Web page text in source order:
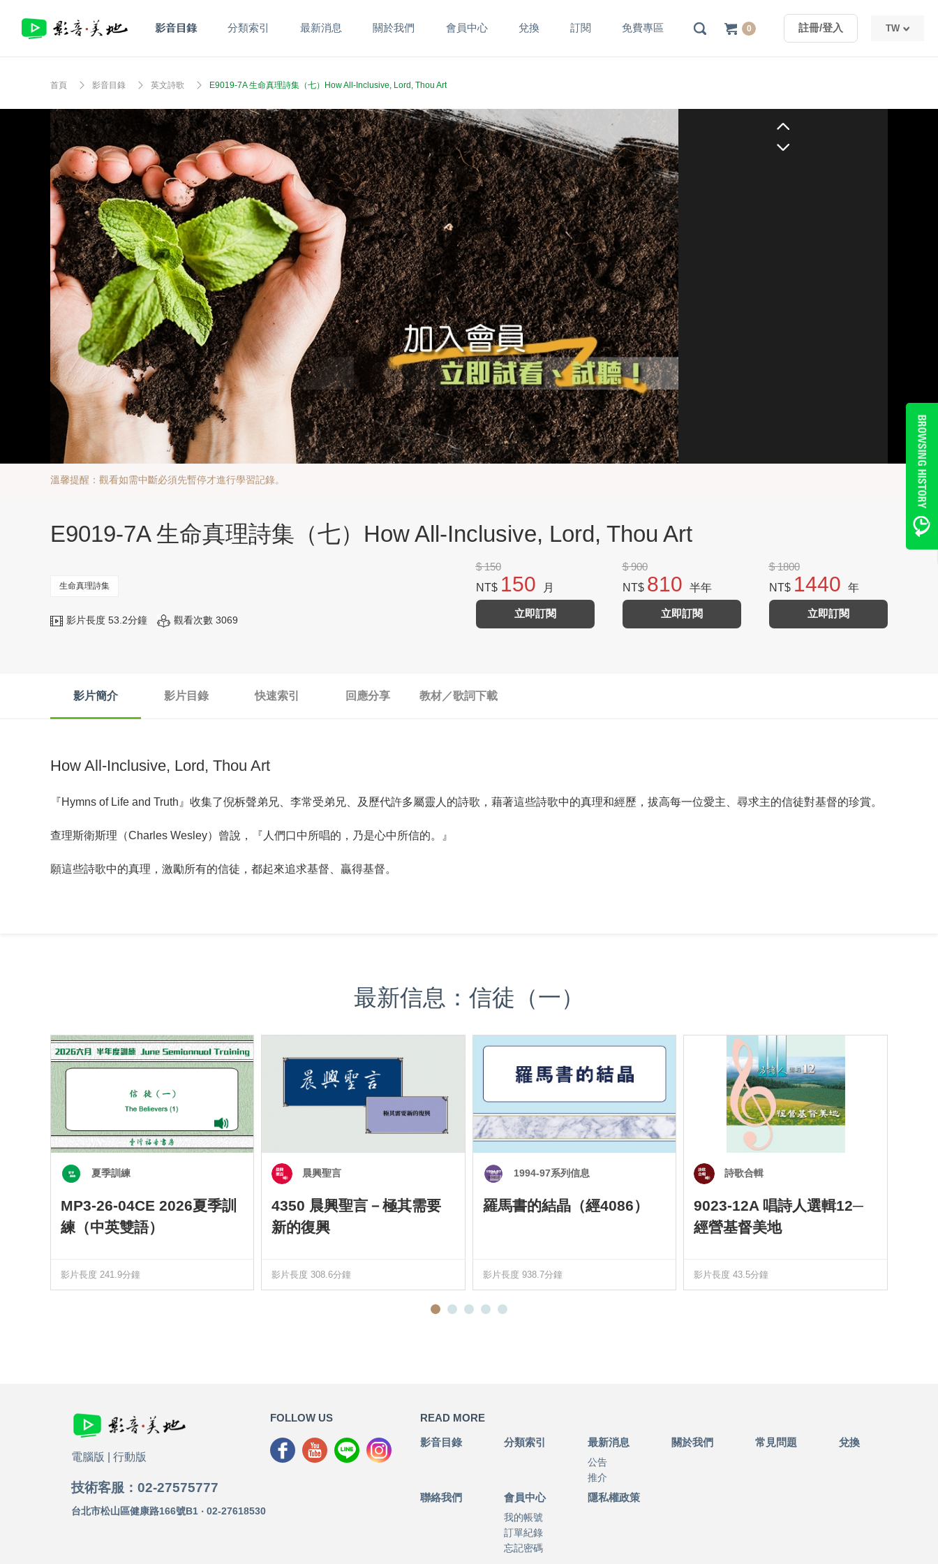
TW
TW
影音目錄 分類索引 最新消息 關於我們 會員中心 兌換 訂閱 免費專區 0 註冊/登入
首頁 影音目錄 英文詩歌 E9019-7A 生命真理詩集（七）How All-Inclusive, Lord, Thou Art
溫馨提醒：觀看如需中斷必須先暫停才進行學習記錄。
E9019-7A 生命真理詩集（七）How All-Inclusive, Lord, Thou Art
生命真理詩集
影片長度 53.2分鐘 觀看次數 3069
$ 150
NT$ 150 月
立即訂閱
$ 900
NT$ 810 半年
立即訂閱
$ 1800
NT$ 1440 年
立即訂閱
影片簡介 影片目錄 快速索引 回應分享 教材／歌詞下載
How All-Inclusive, Lord, Thou Art
『Hymns of Life and Truth』收集了倪柝聲弟兄、李常受弟兄、及歷代許多屬靈人的詩歌，藉著這些詩歌中的真理和經歷，拔高每一位愛主、尋求主的信徒對基督的珍賞。
查理斯衛斯理（Charles Wesley）曾說，『人們口中所唱的，乃是心中所信的。』
願這些詩歌中的真理，激勵所有的信徒，都起來追求基督、贏得基督。
最新信息：信徒（一）
夏季訓練
MP3-26-04CE 2026夏季訓
練（中英雙語）
影片長度 241.9分鐘
晨興聖言
4350 晨興聖言－極其需要
新的復興
影片長度 308.6分鐘
1994-97系列信息
羅馬書的結晶（經4086）
影片長度 938.7分鐘
詩歌合輯
9023-12A 唱詩人選輯12─
經營基督美地
影片長度 43.5分鐘
FOLLOW US READ MORE
影音目錄 分類索引 最新消息
公告
推介
關於我們 常見問題 兌換
聯絡我們 會員中心
我的帳號
訂單紀錄
忘記密碼
隱私權政策
電腦版 行動版
技術客服：02-27575777
台北市松山區健康路166號B1 ‧ 02-27618530